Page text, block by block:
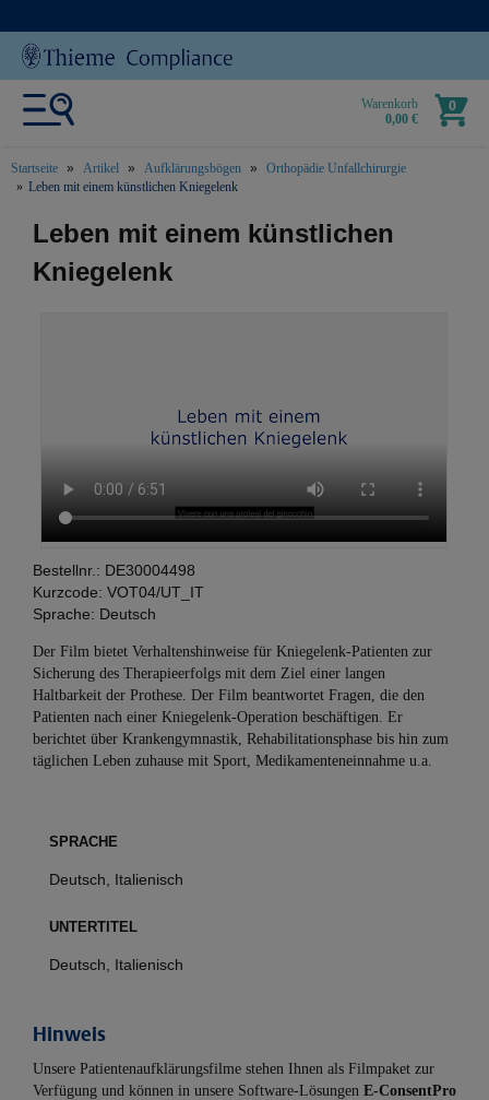
Warenkorb
0,00 €
0
Startseite Artikel Aufklärungsbögen
Orthopädie Unfallchirurgie
Leben mit einem künstlichen Kniegelenk
text.skipToContent
text.skipToNavigation
Leben mit einem künstlichen
Kniegelenk
Bestellnr.: DE30004498
Kurzcode: VOT04/UT_IT
Sprache: Deutsch
Der Film bietet Verhaltenshinweise für Kniegelenk-Patienten zur
Sicherung des Therapieerfolgs mit dem Ziel einer langen
Haltbarkeit der Prothese. Der Film beantwortet Fragen, die den
Patienten nach einer Kniegelenk-Operation beschäftigen. Er
berichtet über Krankengymnastik, Rehabilitationsphase bis hin zum
täglichen Leben zuhause mit Sport, Medikamenteneinnahme u.a.
SPRACHE
Deutsch, Italienisch
UNTERTITEL
Deutsch, Italienisch
Hinweis
Unsere Patientenaufklärungsfilme stehen Ihnen als Filmpaket zur
Verfügung und können in unsere Software-Lösungen E-ConsentPro